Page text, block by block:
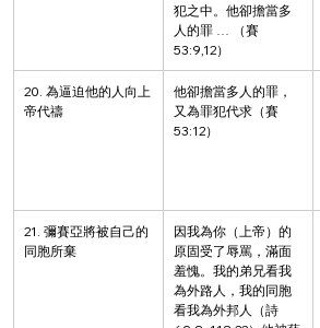
犯之中。他卻擔當多
人的罪 … （賽
53:9,12）
20. 為逼迫他的人向上
帝代禱
他卻擔當多人的罪，
又為罪犯代求（賽
53:12）
21. 彌賽亞將被自己的
同胞所棄
因我為你（上帝）的
原固受了辱罵，滿面
羞愧。我的弟兄看我
為外路人，我的同胞
看我為外邦人（詩